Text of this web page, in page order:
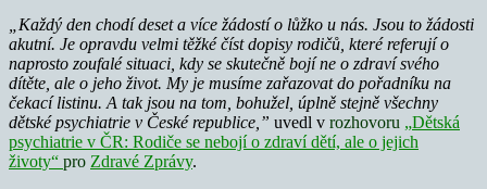
„Každý den chodí deset a více žádostí o lůžko u nás. Jsou to žádosti
akutní. Je opravdu velmi těžké číst dopisy rodičů, které referují o
naprosto zoufalé situaci, kdy se skutečně bojí ne o zdraví svého
dítěte, ale o jeho život. My je musíme zařazovat do pořadníku na
čekací listinu. A tak jsou na tom, bohužel, úplně stejně všechny
dětské psychiatrie v České republice,” uvedl v rozhovoru „Dětská
psychiatrie v ČR: Rodiče se nebojí o zdraví dětí, ale o jejich
životy“ pro Zdravé Zprávy.